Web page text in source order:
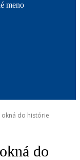
meno
okná do histórie
do